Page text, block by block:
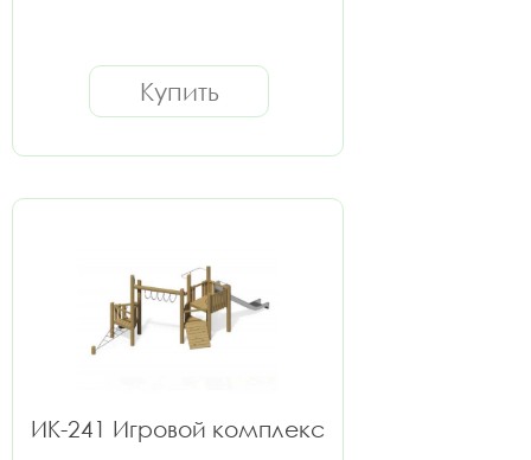
Купить
ИК-241 Игровой комплекс